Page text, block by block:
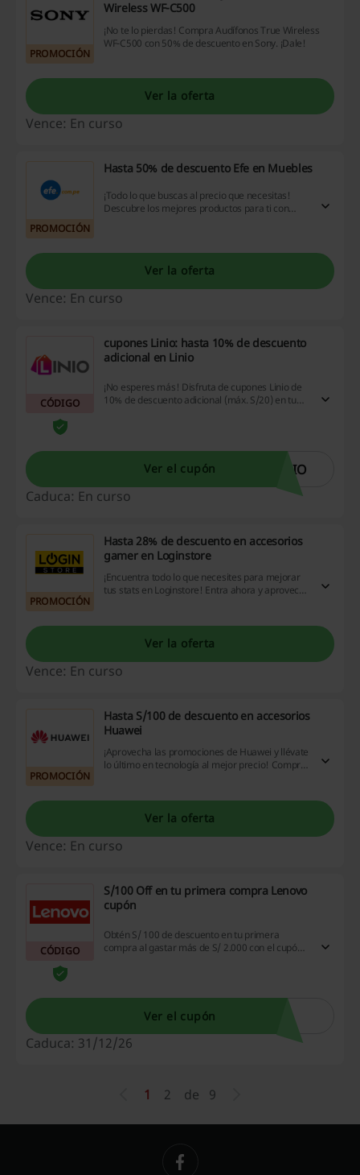
PROMOCIÓN
Wireless WF-C500
¡No te lo pierdas! Compra Audífonos True Wireless
WF-C500 con 50% de descuento en Sony. ¡Dale!
Ver la oferta
Vence: En curso
PROMOCIÓN
Hasta 50% de descuento Efe en Muebles
¡Todo lo que buscas al precio que necesitas!
Descubre los mejores productos para ti con
Ver la oferta
Vence: En curso
CÓDIGO
cupones Linio: hasta 10% de descuento
adicional en Linio
¡No esperes más! Disfruta de cupones Linio de
10% de descuento adicional (máx. S/20) en tu
Ver el cupón
NIO
Caduca: En curso
PROMOCIÓN
Hasta 28% de descuento en accesorios
gamer en Loginstore
¡Encuentra todo lo que necesites para mejorar
tus stats en Loginstore! Entra ahora y aprovecha
Ver la oferta
Vence: En curso
PROMOCIÓN
Hasta S/100 de descuento en accesorios
Huawei
¡Aprovecha las promociones de Huawei y llévate
lo último en tecnología al mejor precio! Compra
Ver la oferta
Vence: En curso
CÓDIGO
S/100 Off en tu primera compra Lenovo
cupón
Obtén S/ 100 de descuento en tu primera
compra al gastar más de S/ 2.000 con el cupón
Ver el cupón
Caduca: 31/12/26
1 2 de 9